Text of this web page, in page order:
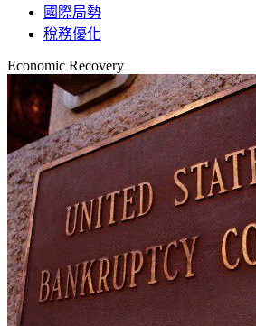
國際局勢
稅務優化
Economic Recovery